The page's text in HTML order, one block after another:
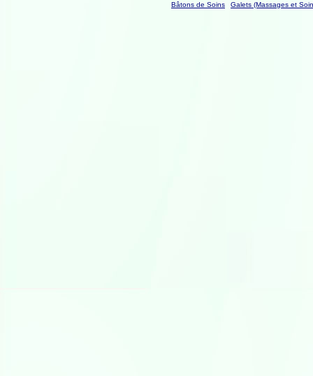
Bâtons de Soins
Galets (Massages et